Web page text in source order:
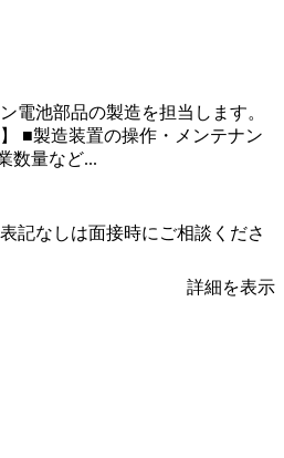
電池部品の製造を担当します。
■製造装置の操作・メンテナン
数量など...
記なしは面接時にご相談くださ
詳細を表示